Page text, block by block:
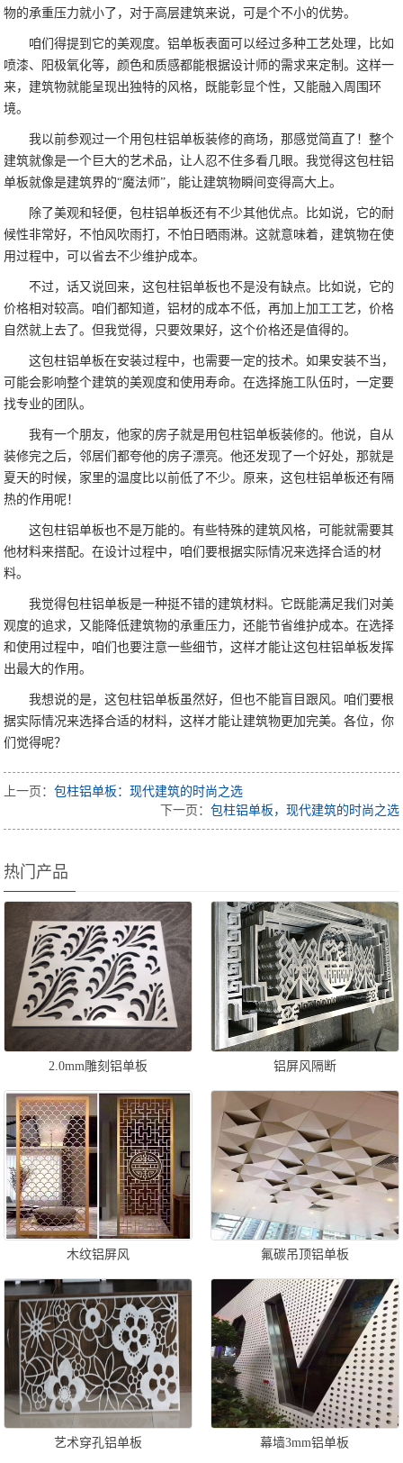
物的承重压力就小了，对于高层建筑来说，可是个不小的优势。
咱们得提到它的美观度。铝单板表面可以经过多种工艺处理，比如
喷漆、阳极氧化等，颜色和质感都能根据设计师的需求来定制。这样一
来，建筑物就能呈现出独特的风格，既能彰显个性，又能融入周围环
境。
我以前参观过一个用包柱铝单板装修的商场，那感觉简直了！整个
建筑就像是一个巨大的艺术品，让人忍不住多看几眼。我觉得这包柱铝
单板就像是建筑界的“魔法师”，能让建筑物瞬间变得高大上。
除了美观和轻便，包柱铝单板还有不少其他优点。比如说，它的耐
候性非常好，不怕风吹雨打，不怕日晒雨淋。这就意味着，建筑物在使
用过程中，可以省去不少维护成本。
不过，话又说回来，这包柱铝单板也不是没有缺点。比如说，它的
价格相对较高。咱们都知道，铝材的成本不低，再加上加工工艺，价格
自然就上去了。但我觉得，只要效果好，这个价格还是值得的。
这包柱铝单板在安装过程中，也需要一定的技术。如果安装不当，
可能会影响整个建筑的美观度和使用寿命。在选择施工队伍时，一定要
找专业的团队。
我有一个朋友，他家的房子就是用包柱铝单板装修的。他说，自从
装修完之后，邻居们都夸他的房子漂亮。他还发现了一个好处，那就是
夏天的时候，家里的温度比以前低了不少。原来，这包柱铝单板还有隔
热的作用呢！
这包柱铝单板也不是万能的。有些特殊的建筑风格，可能就需要其
他材料来搭配。在设计过程中，咱们要根据实际情况来选择合适的材
料。
我觉得包柱铝单板是一种挺不错的建筑材料。它既能满足我们对美
观度的追求，又能降低建筑物的承重压力，还能节省维护成本。在选择
和使用过程中，咱们也要注意一些细节，这样才能让这包柱铝单板发挥
出最大的作用。
我想说的是，这包柱铝单板虽然好，但也不能盲目跟风。咱们要根
据实际情况来选择合适的材料，这样才能让建筑物更加完美。各位，你
们觉得呢？
上一页：包柱铝单板：现代建筑的时尚之选
下一页： 包柱铝单板，现代建筑的时尚之选
热门产品
2.0mm雕刻铝单板 铝屏风隔断
木纹铝屏风 氟碳吊顶铝单板
艺术穿孔铝单板 幕墙3mm铝单板